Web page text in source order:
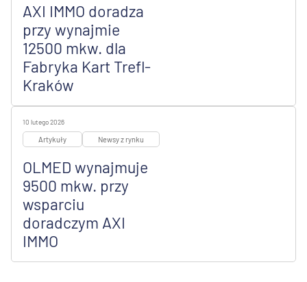
AXI IMMO doradza
przy wynajmie
12500 mkw. dla
Fabryka Kart Trefl-
Kraków
10 lutego 2026
Artykuły Newsy z rynku
OLMED wynajmuje
9500 mkw. przy
wsparciu
doradczym AXI
IMMO